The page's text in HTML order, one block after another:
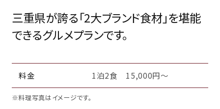
三重県が誇る「2大ブランド食材」を堪能
できるグルメプランです。
料金 1泊2食 15,000円～
※料理写真はイメージです。